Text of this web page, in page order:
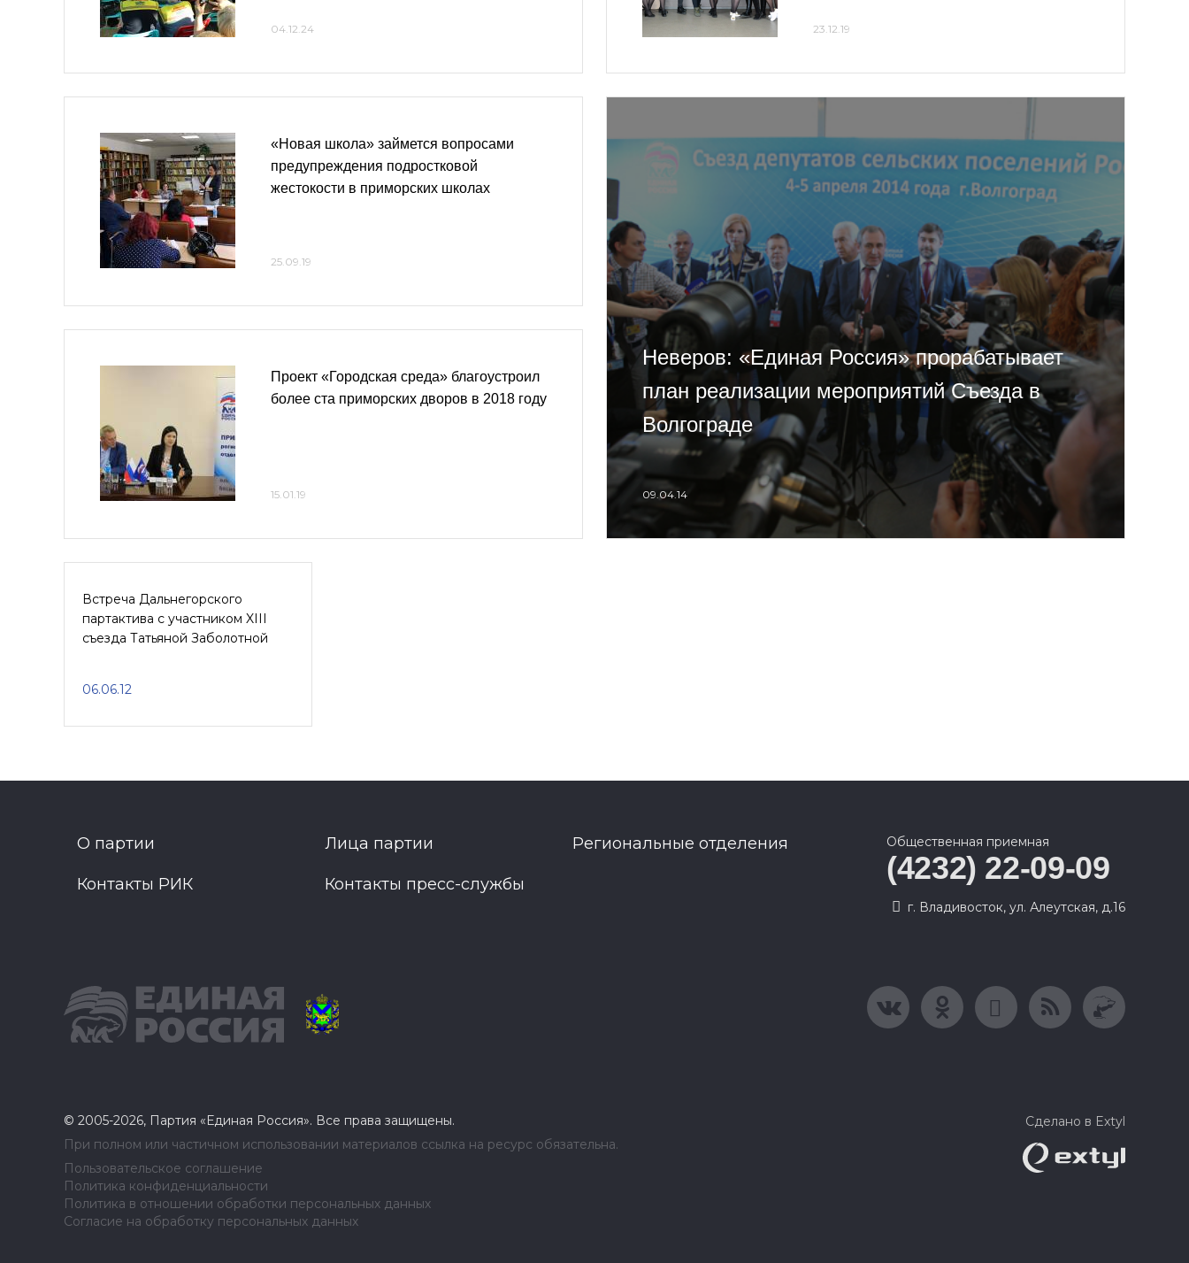
04.12.24 23.12.19
«Новая школа» займется вопросами
предупреждения подростковой
жестокости в приморских школах
25.09.19
Проект «Городская среда» благоустроил
более ста приморских дворов в 2018 году
15.01.19
Неверов: «Единая Россия» прорабатывает
план реализации мероприятий Съезда в
Волгограде
09.04.14
Встреча Дальнегорского
партактива с участником XIII
съезда Татьяной Заболотной
06.06.12
О партии Лица партии Региональные отделения
Контакты РИК Контакты пресс-службы
Общественная приемная
(4232) 22-09-09
г. Владивосток, ул. Алеутская, д.16
© 2005-2026, Партия «Единая Россия». Все права защищены.
При полном или частичном использовании материалов ссылка на ресурс обязательна.
Пользовательское соглашение
Политика конфиденциальности
Политика в отношении обработки персональных данных
Согласие на обработку персональных данных
Сделано в Extyl